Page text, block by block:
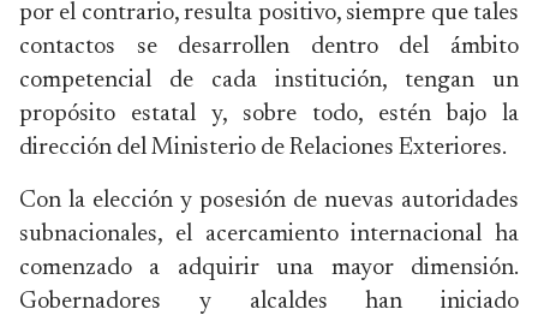
por el contrario, resulta positivo, siempre que tales
contactos se desarrollen dentro del ámbito
competencial de cada institución, tengan un
propósito estatal y, sobre todo, estén bajo la
dirección del Ministerio de Relaciones Exteriores.
Con la elección y posesión de nuevas autoridades
subnacionales, el acercamiento internacional ha
comenzado a adquirir una mayor dimensión.
Gobernadores y alcaldes han iniciado